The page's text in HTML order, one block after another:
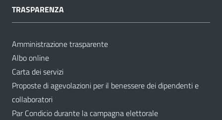
TRASPARENZA
Amministrazione trasparente
Albo online
Carta dei servizi
Proposte di agevolazioni per il benessere dei dipendenti e
collaboratori
Par Condicio durante la campagna elettorale